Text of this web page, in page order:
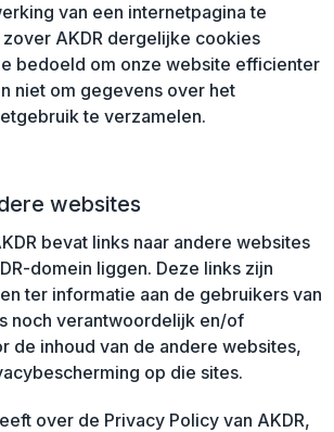
van een internetpagina te
AKDR dergelijke cookies
bedoeld om onze website efficienter
niet om gegevens over het
te verzamelen.
websites
bevat links naar andere websites
domein liggen. Deze links zijn
ter informatie aan de gebruikers van
noch verantwoordelijk en/of
de inhoud van de andere websites,
op die sites.
over de Privacy Policy van AKDR,